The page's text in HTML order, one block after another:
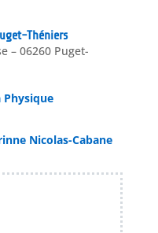
Théniers
– 06260 Puget-
Physique
Nicolas-Cabane